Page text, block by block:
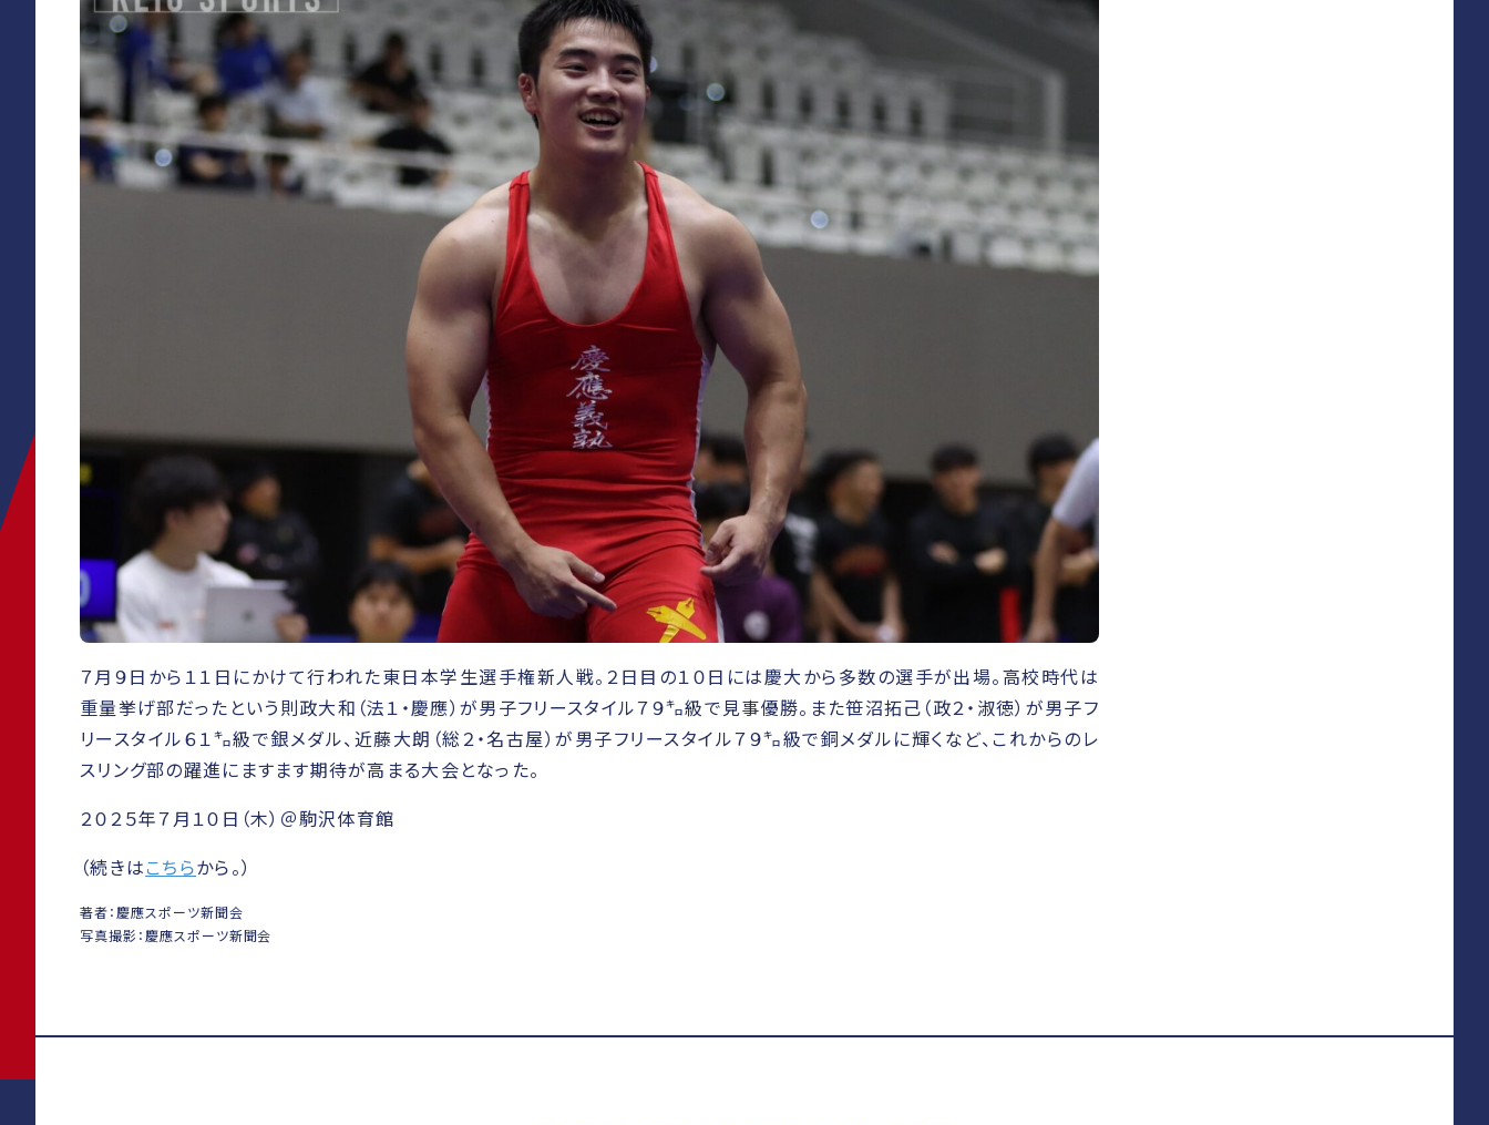
７月９日から１１日にかけて行われた東日本学生選手権新人戦。２日目の１０日には慶大から多数の選手が出場。高校時代は
重量挙げ部だったという則政大和（法１・慶應）が男子フリースタイル７９㌔級で見事優勝。また笹沼拓己（政２・淑徳）が男子フ
リースタイル６１㌔級で銀メダル、近藤大朗（総２・名古屋）が男子フリースタイル７９㌔級で銅メダルに輝くなど、これからのレ
スリング部の躍進にますます期待が高まる大会となった。
２０２５年７月１０日（木）＠駒沢体育館
（続きはこちらから。）
著者：慶應スポーツ新聞会
写真撮影：慶應スポーツ新聞会